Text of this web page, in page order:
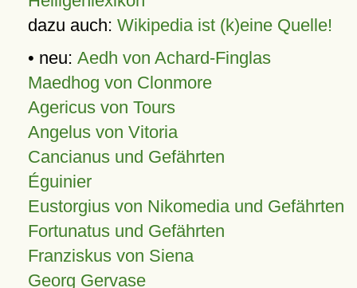
dazu auch: Wikipedia ist (k)eine Quelle!
• neu: Aedh von Achard-Finglas
Maedhog von Clonmore
Agericus von Tours
Angelus von Vitoria
Cancianus und Gefährten
Éguinier
Eustorgius von Nikomedia und Gefährten
Fortunatus und Gefährten
Franziskus von Siena
Georg Gervase